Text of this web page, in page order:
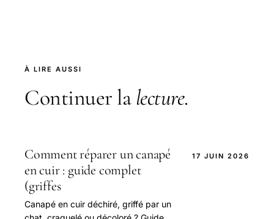
À LIRE AUSSI
Continuer la lecture.
Comment réparer un canapé
en cuir : guide complet
(griffes
Canapé en cuir déchiré, griffé par un
17 JUIN 2026